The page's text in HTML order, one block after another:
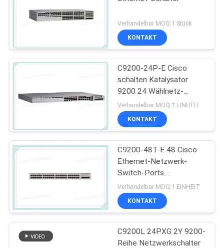
Verhandelbar MOQ:1 Stück
KONTAKT
C9200-24P-E Cisco
schalten Katalysator
9200 24 Wählnetz-
Wesensmerkmale des
Hafen-PoE+
Verhandelbar MOQ:1 EINHEIT
KONTAKT
C9200-48T-E 48 Cisco
Ethernet-Netzwerk-
Switch-Ports
Datenmodulare Uplink-
Optionen
Verhandelbar MOQ:1 EINHEIT
KONTAKT
C9200L 24PXG 2Y 9200-
Reihe Netzwerkschalter